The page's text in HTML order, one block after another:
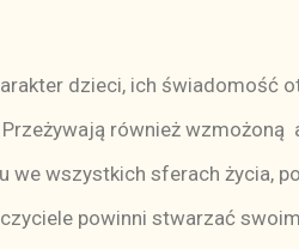
dzieci, ich świadomość
również
wszystkich sferach życia,
powinni stwarzać